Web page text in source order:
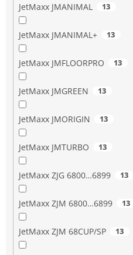
JetMaxx JMANIMAL 13
JetMaxx JMANIMAL+ 13
JetMaxx JMFLOORPRO 13
JetMaxx JMGREEN 13
JetMaxx JMORIGIN 13
JetMaxx JMTURBO 13
JetMaxx ZJG 6800…6899 13
JetMaxx ZJM 6800…6899 13
JetMaxx ZJM 68CUP/SP 13